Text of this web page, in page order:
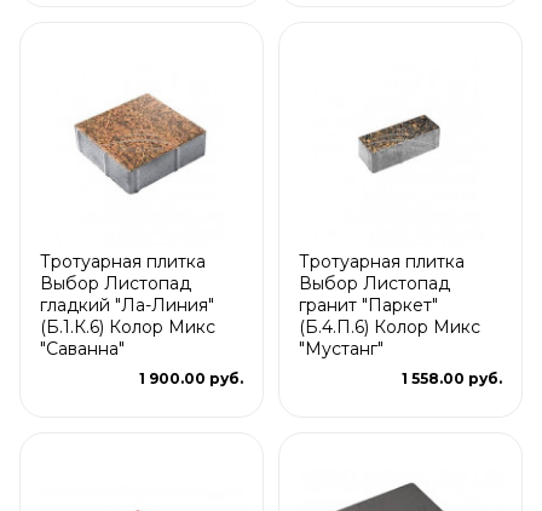
Тротуарная плитка
Выбор Листопад
гладкий "Ла-Линия"
(Б.1.К.6) Колор Микс
"Саванна"
1 900.00 руб.
Тротуарная плитка
Выбор Листопад
гранит "Паркет"
(Б.4.П.6) Колор Микс
"Мустанг"
1 558.00 руб.